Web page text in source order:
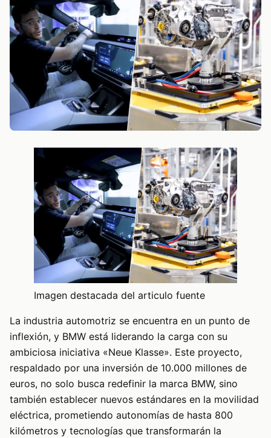
Imagen destacada del articulo fuente
La industria automotriz se encuentra en un punto de
inflexión, y BMW está liderando la carga con su
ambiciosa iniciativa «Neue Klasse». Este proyecto,
respaldado por una inversión de 10.000 millones de
euros, no solo busca redefinir la marca BMW, sino
también establecer nuevos estándares en la movilidad
eléctrica, prometiendo autonomías de hasta 800
kilómetros y tecnologías que transformarán la